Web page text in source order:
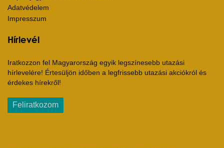
Adatvédelem
Impresszum
Hírlevél
Iratkozzon fel Magyarország egyik legszínesebb utazási
hírlevelére! Értesüljön időben a legfrissebb utazási akciókról és
érdekes hírekről!
Feliratkozom